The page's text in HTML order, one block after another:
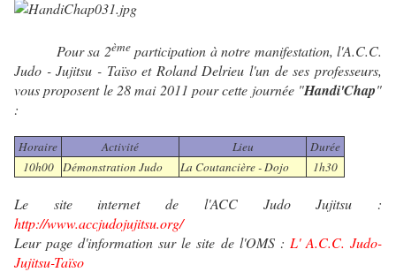
Pour sa 2èmeparticipation à notre manifestation, l'A.C.C.
Judo - Jujitsu - Taïso et Roland Delrieu l'un de ses professeurs,
vous proposent le 28 mai 2011 pour cette journée "Handi'Chap"
:
Horaire Activité Lieu
Durée
10h00
Démonstration Judo La Coutancière - Dojo 1h30
Le site internet de l'ACC Judo Jujitsu :
http://www.accjudojujitsu.org/
Leur page d'information sur le site de l'OMS : L' A.C.C. Judo-
Jujitsu-Taïso